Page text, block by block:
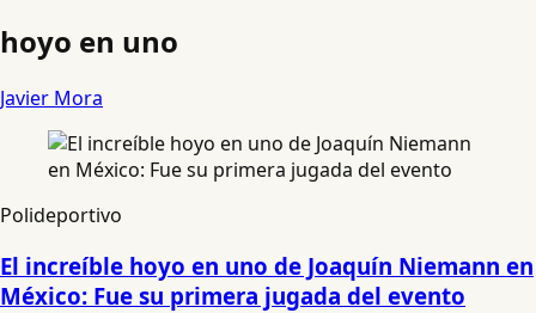
hoyo en uno
Javier Mora
Polideportivo
El increíble hoyo en uno de Joaquín Niemann en
México: Fue su primera jugada del evento